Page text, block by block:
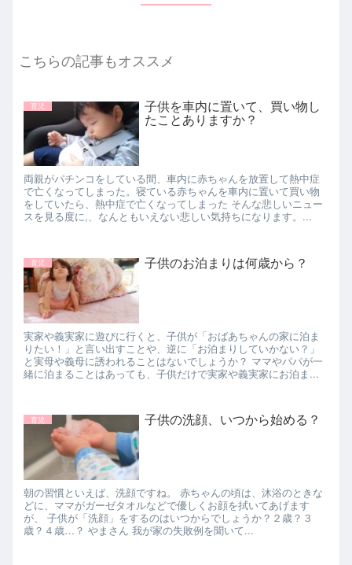
こちらの記事もオススメ
育児 子供を車内に置いて、買い物し
たことありますか？
両親がパチンコをしている間、車内に赤ちゃんを放置して熱中症
で亡くなってしまった。寝ている赤ちゃんを車内に置いて買い物
をしていたら、熱中症で亡くなってしまった そんな悲しいニュー
スを見る度に,、なんともいえない悲しい気持ちになります。...
育児 子供のお泊まりは何歳から？
実家や義実家に遊びに行くと、子供が「おばあちゃんの家に泊ま
りたい！」と言い出すことや、逆に「お泊まりしていかない？」
と実母や義母に誘われることはないでしょうか？ ママやパパが一
緒に泊まることはあっても、子供だけで実家や義実家にお泊ま...
育児 子供の洗顔、いつから始める？
朝の習慣といえば、洗顔ですね。 赤ちゃんの頃は、沐浴のときな
どに、ママがガーゼタオルなどで優しくお顔を拭いてあげます
が、 子供が「洗顔」をするのはいつからでしょうか？２歳？３
歳？４歳…？ やまさん 我が家の失敗例を聞いて...